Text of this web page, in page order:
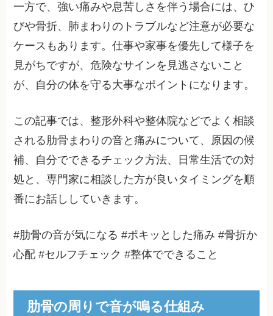
一方で、強い痛みや息苦しさを伴う場合には、ひ
びや骨折、肺まわりのトラブルなど注意が必要な
ケースもあります。仕事や家事を優先して様子を
見がちですが、危険なサインを見逃さないこと
が、自分の体を守る大事なポイントになります。
この記事では、整形外科や整体院などでよく相談
される肋骨まわりの音と痛みについて、原因の候
補、自分でできるチェック方法、日常生活での対
処と、専門家に相談した方が良いタイミングを順
番にお話ししていきます。
#肋骨の音が気になる #ポキッとした痛み #骨折か
心配 #セルフチェック #整体でできること
肋骨の周りで音が鳴る仕組み